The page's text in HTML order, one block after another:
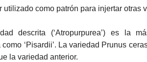
utilizado como patrón para injertar otras
descrita (‘Atropurpurea’) es la
‘Pisardii’. La variedad Prunus
la variedad anterior.